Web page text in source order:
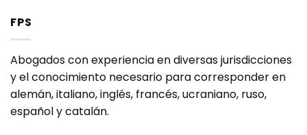
FPS
Abogados con experiencia en diversas jurisdicciones
y el conocimiento necesario para corresponder en
alemán, italiano, inglés, francés, ucraniano, ruso,
español y catalán.